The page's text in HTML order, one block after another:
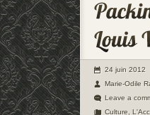
24 juin 2012
Marie-Odile
Leave a
Culture